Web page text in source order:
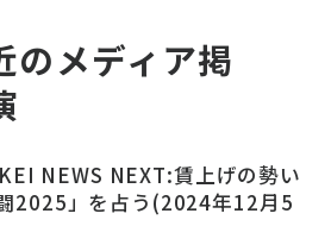
のメディア掲
NEWS NEXT:賃上げの勢い
2025」を占う(2024年12月5